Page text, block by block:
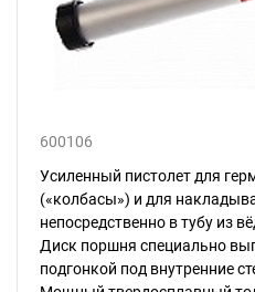
600106
Усиленный пистолет для
(«колбасы») и для
непосредственно в тубу из
Диск поршня специально
подгонкой под внутренние